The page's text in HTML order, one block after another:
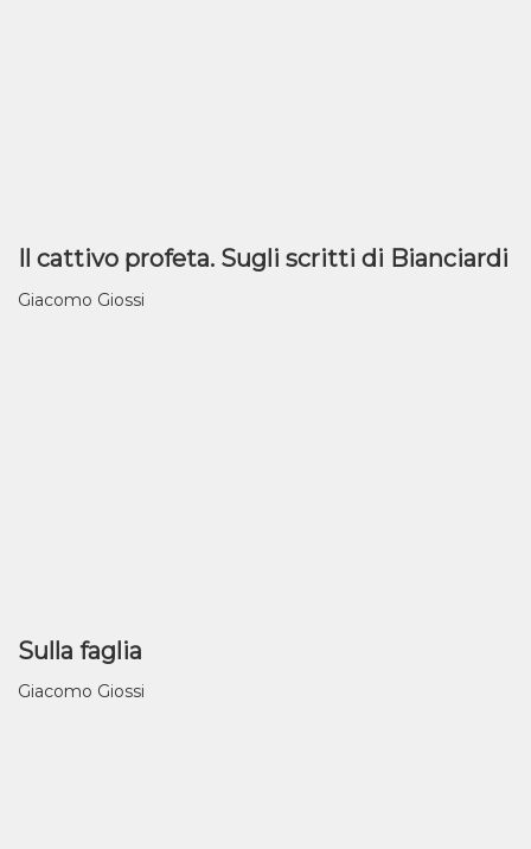
Il cattivo profeta. Sugli scritti di Bianciardi
Giacomo Giossi
Sulla faglia
Giacomo Giossi